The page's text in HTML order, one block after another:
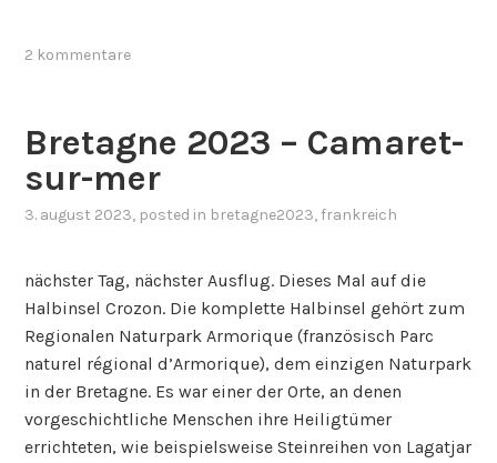
2 kommentare
Bretagne 2023 – Camaret-
sur-mer
3. august 2023, posted in bretagne2023, frankreich
nächster Tag, nächster Ausflug. Dieses Mal auf die
Halbinsel Crozon. Die komplette Halbinsel gehört zum
Regionalen Naturpark Armorique (französisch Parc
naturel régional d’Armorique), dem einzigen Naturpark
in der Bretagne. Es war einer der Orte, an denen
vorgeschichtliche Menschen ihre Heiligtümer
errichteten, wie beispielsweise Steinreihen von Lagatjar